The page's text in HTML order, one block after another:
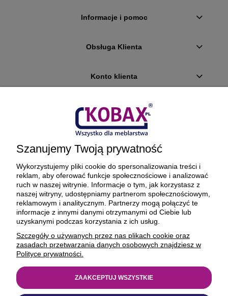
Informacje i pomoc
Obsługa Klienta
Konto klienta
Płatności i dostawa
Ciekawostki
O firmie
BEZPIECZNE PŁATNOŚCI ORAZ DOSTAWA
Szanujemy Twoją prywatność
Wykorzystujemy pliki cookie do spersonalizowania treści i
reklam, aby oferować funkcje społecznościowe i analizować
ruch w naszej witrynie. Informacje o tym, jak korzystasz z
naszej witryny, udostępniamy partnerom społecznościowym,
reklamowym i analitycznym. Partnerzy mogą połączyć te
informacje z innymi danymi otrzymanymi od Ciebie lub
uzyskanymi podczas korzystania z ich usług.
Szczegóły o używanych przez nas plikach cookie oraz
zasadach przetwarzania danych osobowych znajdziesz w
Polityce prywatności.
ZAAKCEPTUJ WSZYSTKIE